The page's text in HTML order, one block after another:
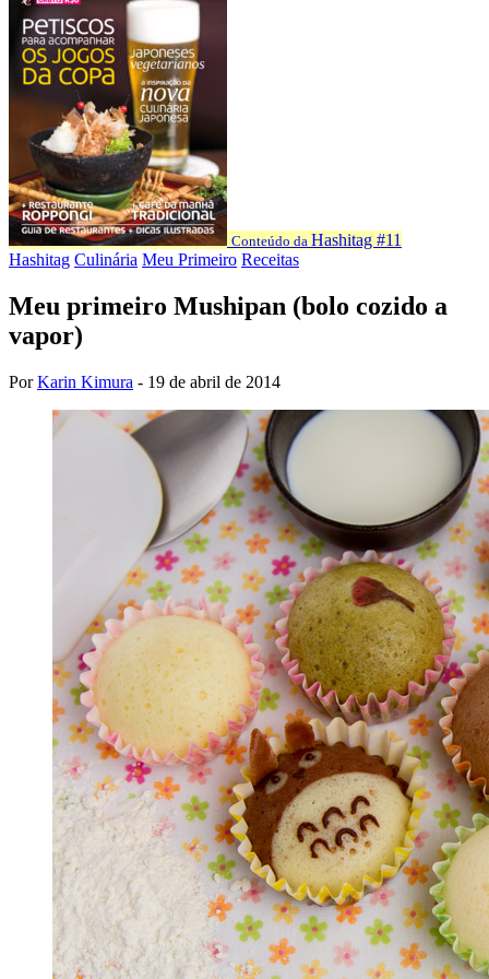
Conteúdo da Hashitag #11
Hashitag Culinária Meu Primeiro Receitas
Meu primeiro Mushipan (bolo cozido a
vapor)
PorKarin Kimura - 19 de abril de 2014